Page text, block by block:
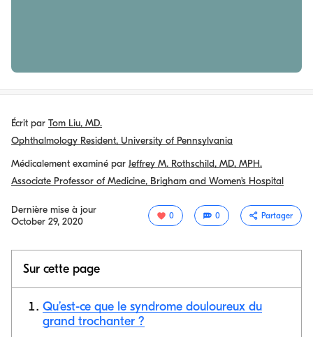
Écrit par Tom Liu, MD.
Ophthalmology Resident, University of Pennsylvania
Médicalement examiné par Jeffrey M. Rothschild, MD, MPH.
Associate Professor of Medicine, Brigham and Women’s Hospital
Dernière mise à jour
October 29, 2020
0 0 Partager
Sur cette page
Qu’est-ce que le syndrome douloureux du
grand trochanter ?